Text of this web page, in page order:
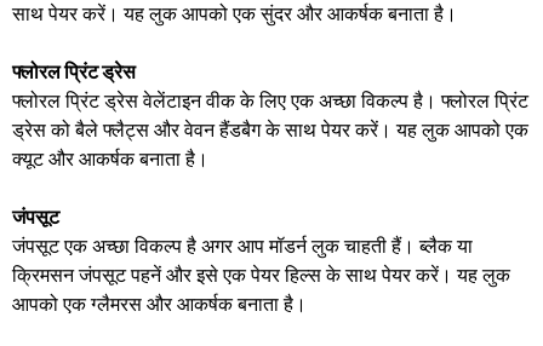
साथ पेयर करें। यह लुक आपको एक सुंदर और आकर्षक बनाता है।
फ्लोरल प्रिंट ड्रेस
फ्लोरल प्रिंट ड्रेस वेलेंटाइन वीक के लिए एक अच्छा विकल्प है। फ्लोरल प्रिंट
ड्रेस को बैले फ्लैट्स और वेवन हैंडबैग के साथ पेयर करें। यह लुक आपको एक
क्यूट और आकर्षक बनाता है।
जंपसूट
जंपसूट एक अच्छा विकल्प है अगर आप मॉडर्न लुक चाहती हैं। ब्लैक या
क्रिमसन जंपसूट पहनें और इसे एक पेयर हिल्स के साथ पेयर करें। यह लुक
आपको एक ग्लैमरस और आकर्षक बनाता है।